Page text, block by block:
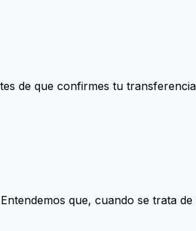
de que confirmes tu
que, cuando se trata